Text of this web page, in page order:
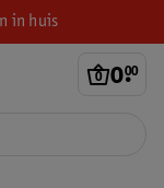
in huis
0.
00